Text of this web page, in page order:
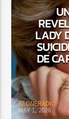
CURRENT SHOW
7:00
LADY
DE
BEONERADIO
MAY 1, 2026